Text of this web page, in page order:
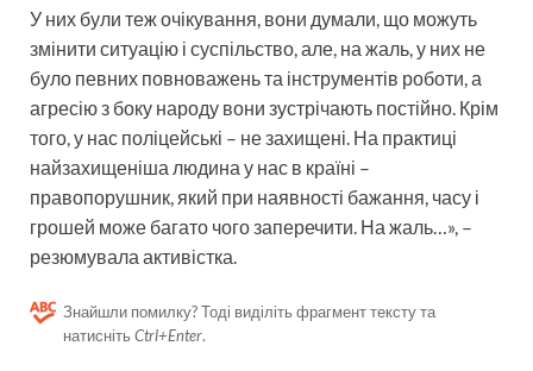
У них були теж очікування, вони думали, що можуть
змінити ситуацію і суспільство, але, на жаль, у них не
було певних повноважень та інструментів роботи, а
агресію з боку народу вони зустрічають постійно. Крім
того, у нас поліцейські – не захищені. На практиці
найзахищеніша людина у нас в країні –
правопорушник, який при наявності бажання, часу і
грошей може багато чого заперечити. На жаль…», –
резюмувала активістка.
Знайшли помилку? Тоді виділіть фрагмент тексту та
натисніть Ctrl+Enter.